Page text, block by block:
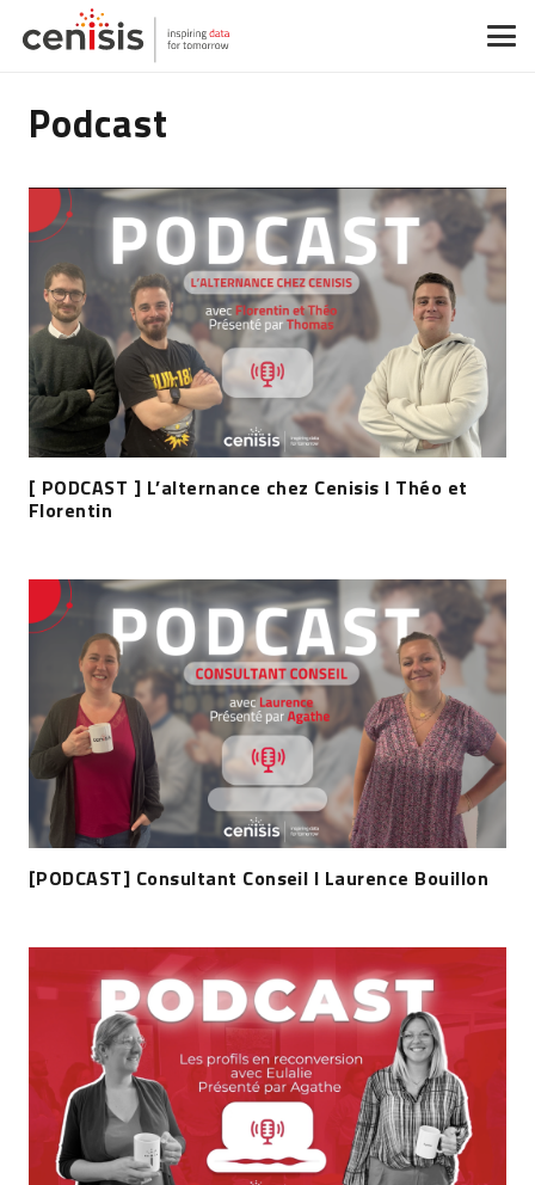
Podcast
[ PODCAST ] L’alternance chez Cenisis I Théo et
Florentin
[PODCAST] Consultant Conseil I Laurence Bouillon